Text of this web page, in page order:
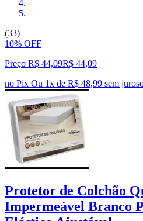
(33)
10% OFF
Preço R$ 44,09R$ 44,09
no Pix Ou 1x de R$ 48,99 sem juros
Protetor de Colchão
Impermeável Branco